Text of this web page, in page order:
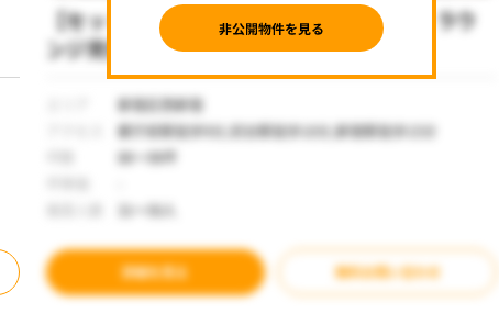
【セットアップ 新宿駅徒歩8分】会議室・ラウ
ンジ完備の上質なワークスペース
新宿区西新宿
都庁前駅徒歩9分,初台駅徒歩10分,新宿駅徒歩15分
88～98坪
31～50人
詳細を見る 無料お問い合わせ